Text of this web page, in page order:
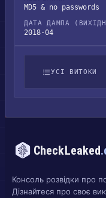
MD5 & no passwords
ДАТА ДАМПА
2018-04
УСІ ВИТОКИ
CheckLeaked
Консоль розвідки про
Дізнайтеся про своє